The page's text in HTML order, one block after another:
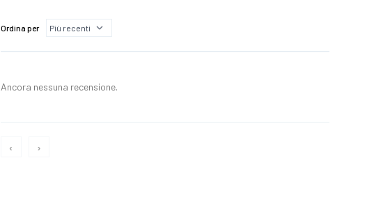
Ordina per
Ancora nessuna recensione.
‹ ›